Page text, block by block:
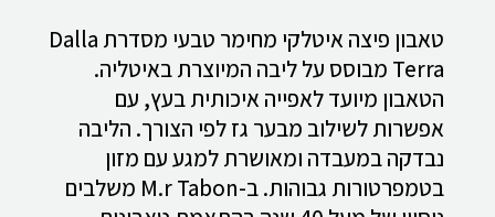
טאבון פיצה איטלקי מחימר טבעי מסדרת Dalla
Terra מבוסס על ליבה המיוצרת באיטליה.
הטאבון מיועד לאפייה איכותית בעץ, עם
אפשרות לשילוב מבער גז לפי הצורך. הליבה
נבדקה במעבדה ומאושרת למגע עם מזון
בטמפרטורות גבוהות. ב-M.r Tabon משלבים